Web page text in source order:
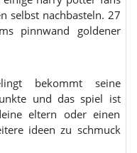
selbst nachbasteln. 27
pinnwand goldener
bekommt seine
und das spiel ist
eltern oder einen
ideen zu schmuck